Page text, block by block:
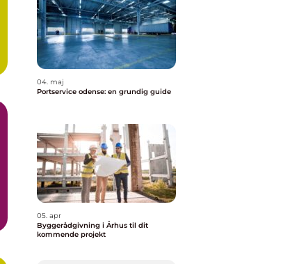
04. maj
Portservice odense: en grundig guide
05. apr
Byggerådgivning i Århus til dit
kommende projekt